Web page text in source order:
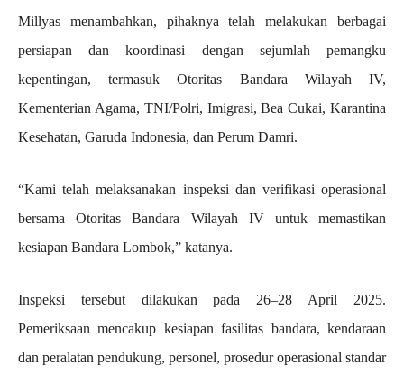
Millyas menambahkan, pihaknya telah melakukan berbagai
persiapan dan koordinasi dengan sejumlah pemangku
kepentingan, termasuk Otoritas Bandara Wilayah IV,
Kementerian Agama, TNI/Polri, Imigrasi, Bea Cukai, Karantina
Kesehatan, Garuda Indonesia, dan Perum Damri.
“Kami telah melaksanakan inspeksi dan verifikasi operasional
bersama Otoritas Bandara Wilayah IV untuk memastikan
kesiapan Bandara Lombok,” katanya.
Inspeksi tersebut dilakukan pada 26–28 April 2025.
Pemeriksaan mencakup kesiapan fasilitas bandara, kendaraan
dan peralatan pendukung, personel, prosedur operasional standar